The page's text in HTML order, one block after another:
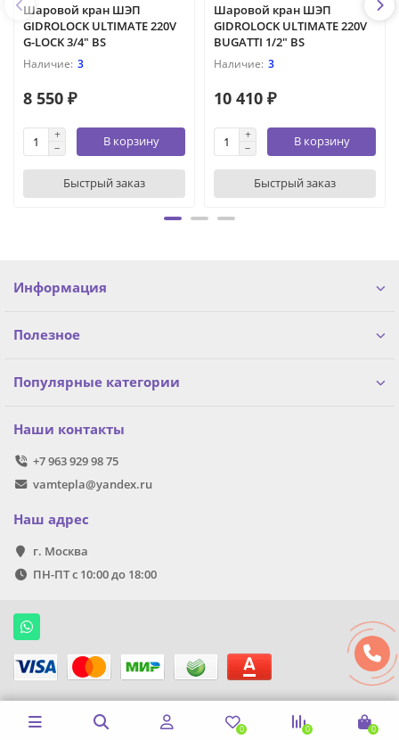
Шаровой кран ШЭП
GIDROLOCK ULTIMATE 220V
G-LOCK 3/4" BS
3
8 550 ₽
В корзину
Быстрый заказ
Шаровой кран ШЭП
GIDROLOCK ULTIMATE 220V
BUGATTI 1/2" BS
3
10 410 ₽
В корзину
Быстрый заказ
Информация
Полезное
Популярные категории
Наши контакты
+7 963 929 98 75
vamtepla@yandex.ru
Наш адрес
г. Москва
ПН-ПТ с 10:00 до 18:00
0 0 0